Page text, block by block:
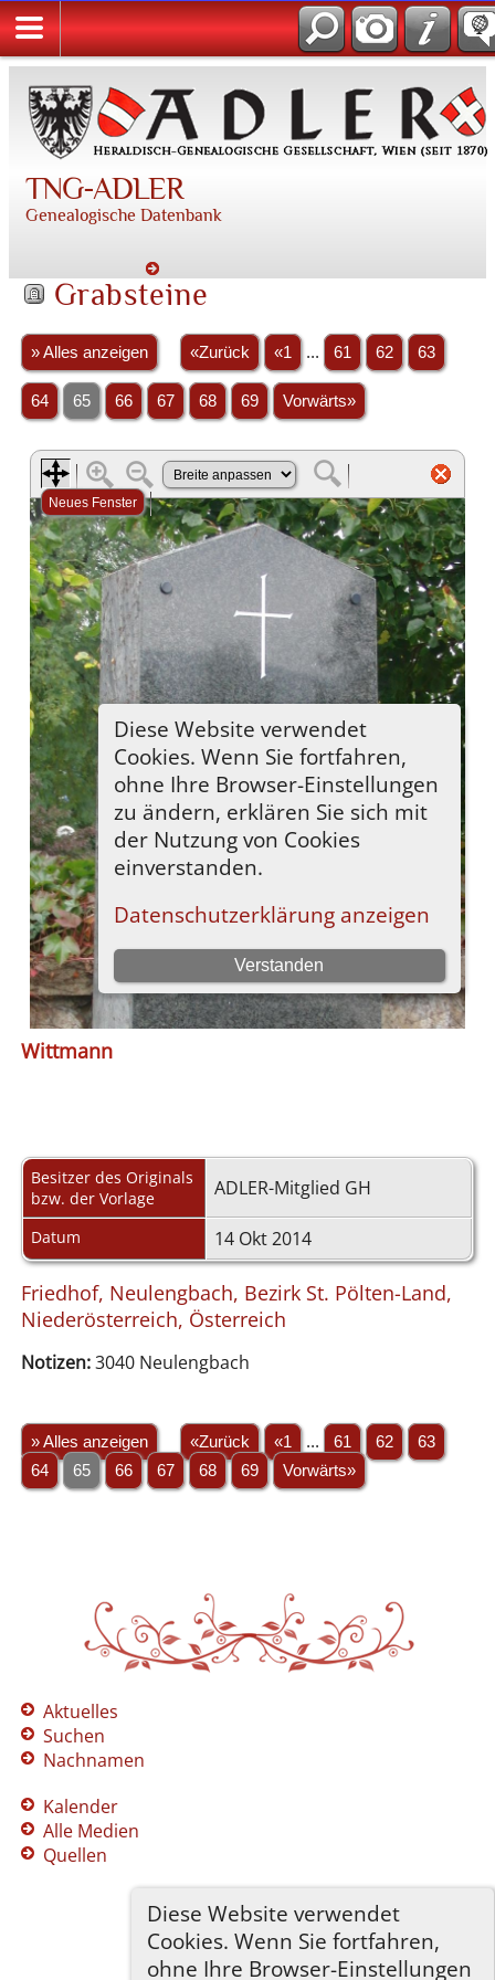
TNG-ADLER
Genealogische Datenbank
Diese Website verwendet
Cookies. Wenn Sie fortfahren,
ohne Ihre Browser-Einstellungen
Grabsteine
» Alles anzeigen «Zurück «1 ... 61 62 63
64 65 66 67 68 69 Vorwärts»
Wittmann
Besitzer des Originals
bzw. der Vorlage
ADLER-Mitglied GH
Datum 14 Okt 2014
Friedhof, Neulengbach, Bezirk St. Pölten-Land,
Niederösterreich, Österreich
Notizen:3040 Neulengbach
» Alles anzeigen «Zurück «1 ... 61 62
63
64
65 66 67 68 69 Vorwärts»
Aktuelles
Suchen
Nachnamen
Kalender
Alle Medien
Quellen